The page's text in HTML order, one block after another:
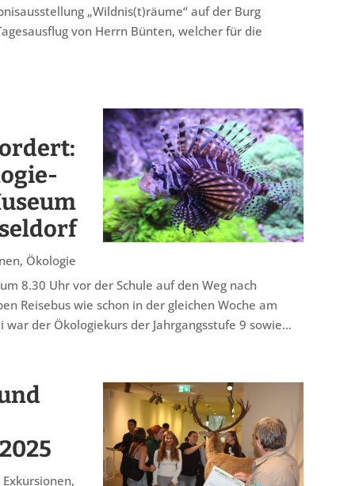
„Wildnis(t)räume“ auf der Burg
von Herrn Bünten, welcher für die
, Ökologie
8.30 Uhr vor der Schule auf den Weg nach
Reisebus wie schon in der gleichen Woche am
der Ökologiekurs der Jahrgangsstufe 9 sowie...
Exkursionen,